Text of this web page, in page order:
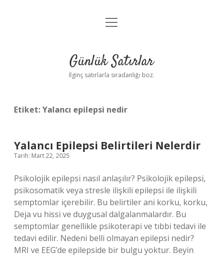
Anasayfa
Yasal Uyarı
menüyü
Günlük Satırlar
İlginç satırlarla sıradanlığı boz.
Etiket:Yalancı epilepsi nedir
Yalancı Epilepsi Belirtileri Nelerdir
Tarih: Mart 22, 2025
Psikolojik epilepsi nasıl anlaşılır? Psikolojik epilepsi,
psikosomatik veya stresle ilişkili epilepsi ile ilişkili
semptomlar içerebilir. Bu belirtiler ani korku, korku,
Deja vu hissi ve duygusal dalgalanmalardır. Bu
semptomlar genellikle psikoterapi ve tıbbi tedavi ile
tedavi edilir. Nedeni belli olmayan epilepsi nedir?
MRI ve EEG’de epilepside bir bulgu yoktur. Beyin